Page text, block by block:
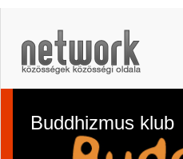
Buddhizmus klub